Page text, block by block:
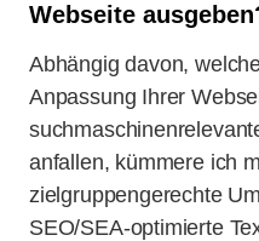
Webseite
Abhängig davon,
Anpassung Ihrer
anfallen, kümmere ich
zielgruppengerechte
SEO/SEA-optimierte